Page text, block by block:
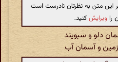
این متن به نظرتان نادرست است
را ویرایشکنید.
دلو و سبویند
و آسمان آب